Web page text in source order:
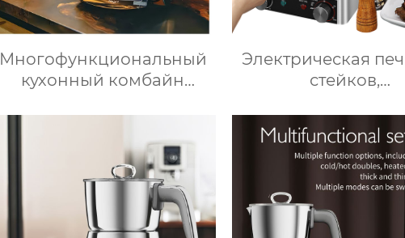
Многофункциональный
кухонный комбайн
Медленное
приготовление
Электрическая
стейков,
стейков на
10-слойный
Постоянная
800℃,
сталь